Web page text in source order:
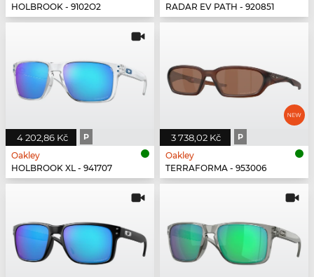
HOLBROOK - 9102O2
RADAR EV PATH - 920851
4 202,86 Kč P
Oakley
HOLBROOK XL - 941707
3 738,02 Kč P
Oakley
TERRAFORMA - 953006